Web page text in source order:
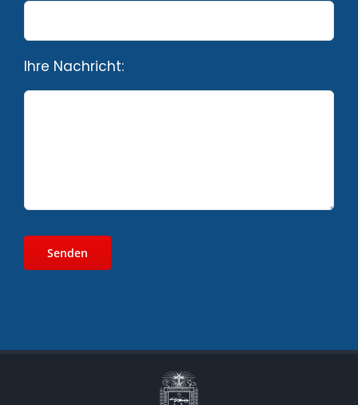
Ihre Nachricht: